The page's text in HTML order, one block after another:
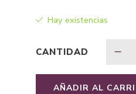
Hay existencias
CANTIDAD
AÑADIR AL